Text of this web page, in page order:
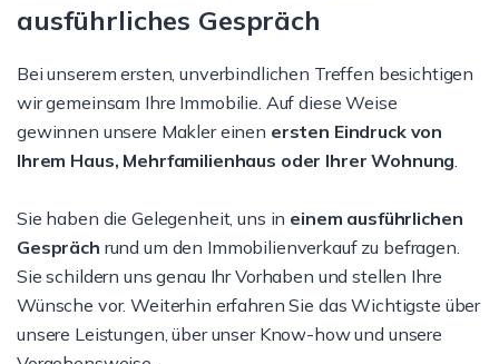
ausführliches Gespräch
Bei unserem ersten, unverbindlichen Treffen besichtigen
wir gemeinsam Ihre Immobilie. Auf diese Weise
gewinnen unsere Makler einen ersten Eindruck von
Ihrem Haus, Mehrfamilienhaus oder Ihrer Wohnung.
Sie haben die Gelegenheit, uns in einem ausführlichen
Gespräch rund um den Immobilienverkauf zu befragen.
Sie schildern uns genau Ihr Vorhaben und stellen Ihre
Wünsche vor. Weiterhin erfahren Sie das Wichtigste über
unsere Leistungen, über unser Know-how und unsere